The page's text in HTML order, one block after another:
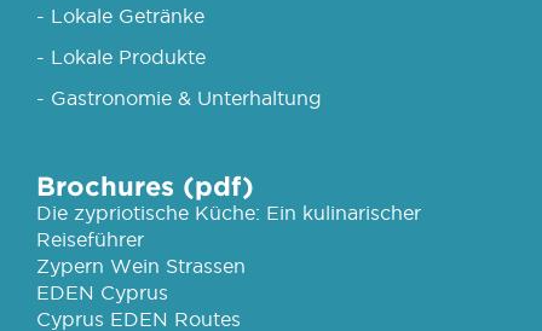
- Lokale Getränke
- Lokale Produkte
- Gastronomie & Unterhaltung
Brochures (pdf)
Die zypriotische Küche: Ein kulinarischer
Reiseführer
Zypern Wein Strassen
EDEN Cyprus
Cyprus EDEN Routes